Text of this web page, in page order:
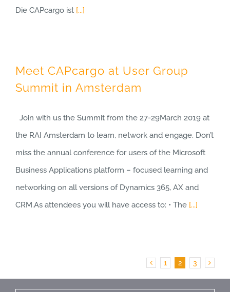
Die CAPcargo ist [...]
Meet CAPcargo at User Group
Summit in Amsterdam
Join with us the Summit from the 27-29March 2019 at
the RAI Amsterdam to learn, network and engage. Don’t
miss the annual conference for users of the Microsoft
Business Applications platform – focused learning and
networking on all versions of Dynamics 365, AX and
CRM.As attendees you will have access to: • The [...]
1 2 3